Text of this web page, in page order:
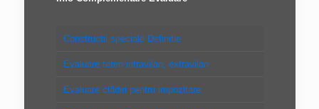
Constructii speciale Definitie
Evaluare teren intravilan, extravilan
Evaluare clădiri pentru impozitare